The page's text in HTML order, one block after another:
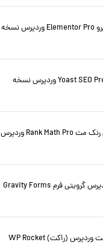
افزونه صفحه ساز المنتور پرو Elementor Pro وردپرس نسخه
افزونه فارسی سئو Yoast SEO Premium وردپرس نسخه
دانلود افزونه سئو حرفه ای رنک مث Rank Math Pro وردپرس
افزونه فرم ساز حرفه ای وردپرس گرویتی فرم Gravity Forms
افزونه فارسی افزایش سرعت وردپرس (راکت) WP Rocket